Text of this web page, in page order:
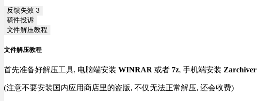
反馈失效 3
稿件投诉
文件解压教程
文件解压教程
首先准备好解压工具, 电脑端安装 WINRAR 或者 7z, 手机端安装 Zarchiver
(注意不要安装国内应用商店里的盗版, 不仅无法正常解压, 还会收费)